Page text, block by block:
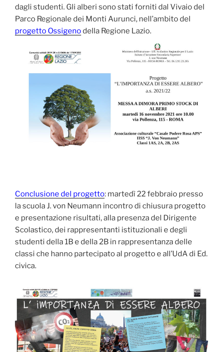
dagli studenti. Gli alberi sono stati forniti dal Vivaio del
Parco Regionale dei Monti Aurunci, nell’ambito del
progetto Ossigenodella Regione Lazio.
Conclusione del progetto: martedì 22 febbraio presso
la scuola J. von Neumann incontro di chiusura progetto
e presentazione risultati, alla presenza del Dirigente
Scolastico, dei rappresentanti istituzionali e degli
studenti della 1B e della 2B in rappresentanza delle
classi che hanno partecipato al progetto e all’UdA di Ed.
civica.